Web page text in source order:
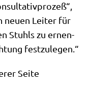
neu­en Lei­ter für
Stuhls zu ernen­
festzulegen.“
Sei­te